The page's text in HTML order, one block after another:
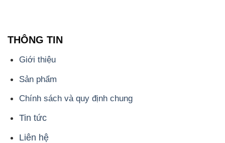
THÔNG TIN
Giới thiệu
Sản phẩm
Chính sách và quy định chung
Tin tức
Liên hệ